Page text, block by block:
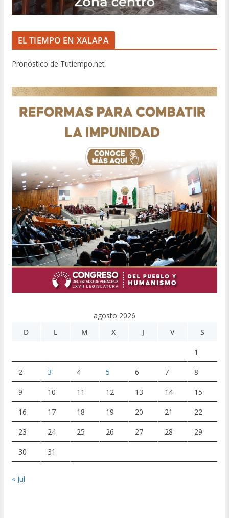
EL TIEMPO EN XALAPA
Pronóstico de Tutiempo.net
agosto 2026
D
L M X J V S
1
2 3 4 5 6 7 8
9 10 11 12 13 14 15
16 17 18 19 20 21 22
23 24 25 26 27 28 29
30 31
« Jul